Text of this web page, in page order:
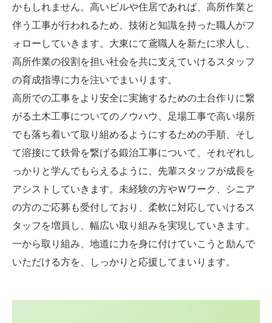
かもしれません。高いビルや住居であれば、高所作業と
伴う工事が行われるため、技術と知識を持った職人がフ
ォローしていきます。大東にて鳶職人を新たに求人し、
高所作業の役割を担い社会を共に支えていけるスタッフ
の育成指導に力を注いでまいります。
高所での工事をより安全に実施するための土台作りに繋
がる土木工事についてのノウハウ、足場工事で高い場所
でも落ち着いて取り組めるようにするための手順、そし
て溶接にて鉄骨を繋げる鍛治工事について、それぞれし
っかりと学んでもらえるように、先輩スタッフが成長を
アシストしていきます。未経験の方やＷワーク、シニア
の方のご応募も受付しており、柔軟に対応していけるス
タッフを増員し、幅広い取り組みを実現していきます。
一から取り組み、地道に力を身に付けていこうと励んで
いただける方を、しっかりと応援してまいります。